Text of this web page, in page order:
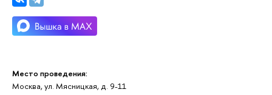
Место проведения:
Москва, ул. Мясницкая, д. 9-11